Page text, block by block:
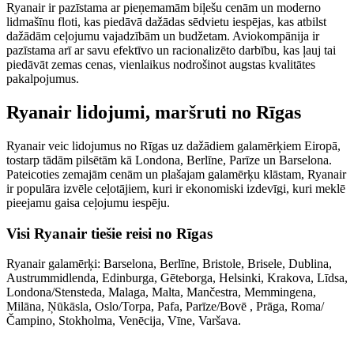
Ryanair ir pazīstama ar pieņemamām biļešu cenām un moderno
lidmašīnu floti, kas piedāvā dažādas sēdvietu iespējas, kas atbilst
dažādām ceļojumu vajadzībām un budžetam. Aviokompānija ir
pazīstama arī ar savu efektīvo un racionalizēto darbību, kas ļauj tai
piedāvāt zemas cenas, vienlaikus nodrošinot augstas kvalitātes
pakalpojumus.
Ryanair lidojumi, maršruti no Rīgas
Ryanair veic lidojumus no Rīgas uz dažādiem galamērķiem Eiropā,
tostarp tādām pilsētām kā Londona, Berlīne, Parīze un Barselona.
Pateicoties zemajām cenām un plašajam galamērķu klāstam, Ryanair
ir populāra izvēle ceļotājiem, kuri ir ekonomiski izdevīgi, kuri meklē
pieejamu gaisa ceļojumu iespēju.
Visi Ryanair tiešie reisi no Rīgas
Ryanair galamērķi: Barselona, Berlīne, Bristole, Brisele, Dublina,
Austrummidlenda, Edinburga, Gēteborga, Helsinki, Krakova, Līdsa,
Londona/Stensteda, Malaga, Malta, Mančestra, Memmingena,
Milāna, Ņūkāsla, Oslo/Torpa, Pafa, Parīze/Bovē , Prāga, Roma/
Čampino, Stokholma, Venēcija, Vīne, Varšava.